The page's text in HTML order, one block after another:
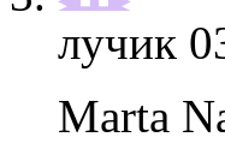
лучик
Marta